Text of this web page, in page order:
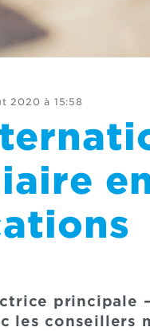
2020 à 15:58
principale
les conseillers